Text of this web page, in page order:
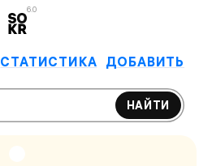
6.0
СТАТИСТИКА ДОБАВИТЬ
НАЙТИ